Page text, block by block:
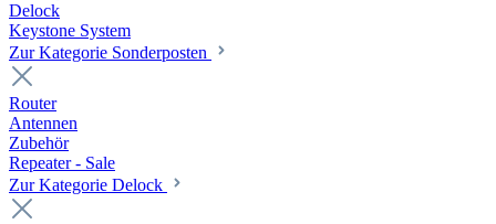
Delock
Keystone System
Zur Kategorie Sonderposten
Router
Antennen
Zubehör
Repeater - Sale
Zur Kategorie Delock